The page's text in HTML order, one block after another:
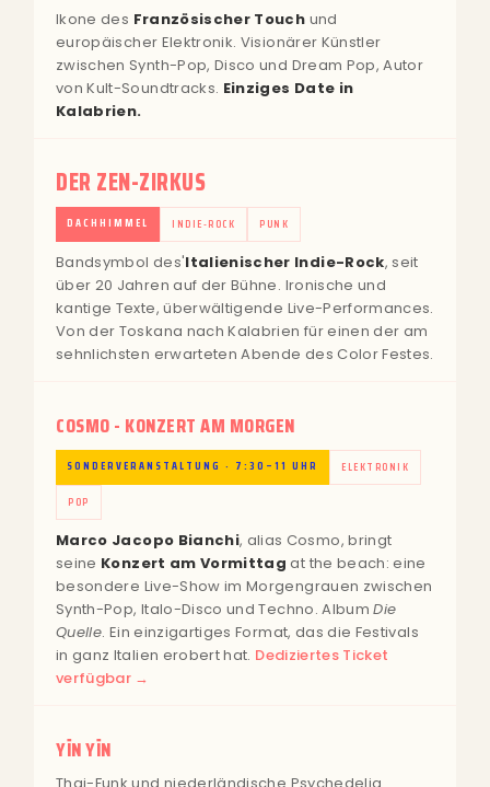
Ikone des Französischer Touch und
europäischer Elektronik. Visionärer Künstler
zwischen Synth-Pop, Disco und Dream Pop, Autor
von Kult-Soundtracks. Einziges Date in
Kalabrien.
DER ZEN-ZIRKUS
DACHHIMMEL INDIE-ROCK PUNK
Bandsymbol des'Italienischer Indie-Rock, seit
über 20 Jahren auf der Bühne. Ironische und
kantige Texte, überwältigende Live-Performances.
Von der Toskana nach Kalabrien für einen der am
sehnlichsten erwarteten Abende des Color Festes.
COSMO - KONZERT AM MORGEN
SONDERVERANSTALTUNG · 7:30–11 UHR ELEKTRONIK
POP
Marco Jacopo Bianchi, alias Cosmo, bringt
seine Konzert am Vormittag at the beach: eine
besondere Live-Show im Morgengrauen zwischen
Synth-Pop, Italo-Disco und Techno. AlbumDie
Quelle. Ein einzigartiges Format, das die Festivals
in ganz Italien erobert hat. Dediziertes Ticket
verfügbar →
YĪN YĪN